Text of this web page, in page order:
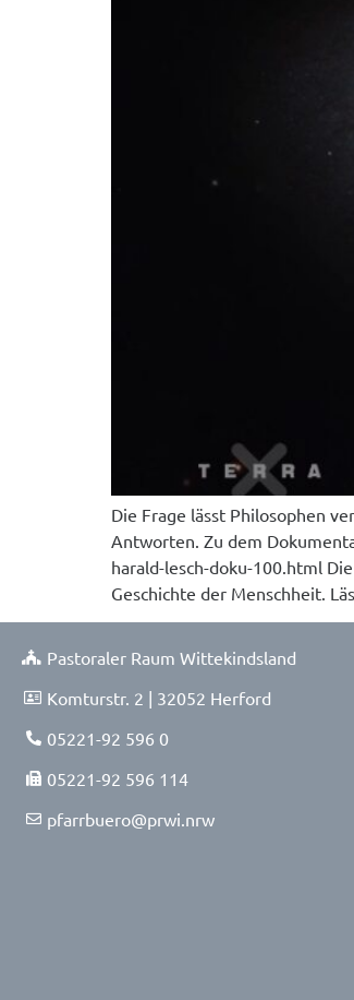
Die Frage lässt Philosophen
Antworten. Zu dem
harald-lesch-doku-100.html
Geschichte der Menschheit.
Pastoraler Raum Wittekindsland
Komturstr. 2 | 32052 Herford
05221-92 596 0
05221-92 596 114
pfarrbuero@prwi.nrw